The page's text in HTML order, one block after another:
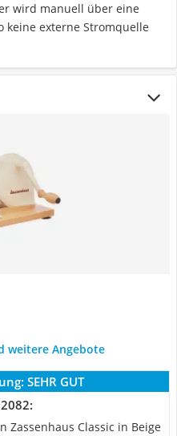
wird manuell über eine
keine externe Stromquelle
weitere Angebote
SEHR GUT
Zassenhaus Classic in Beige